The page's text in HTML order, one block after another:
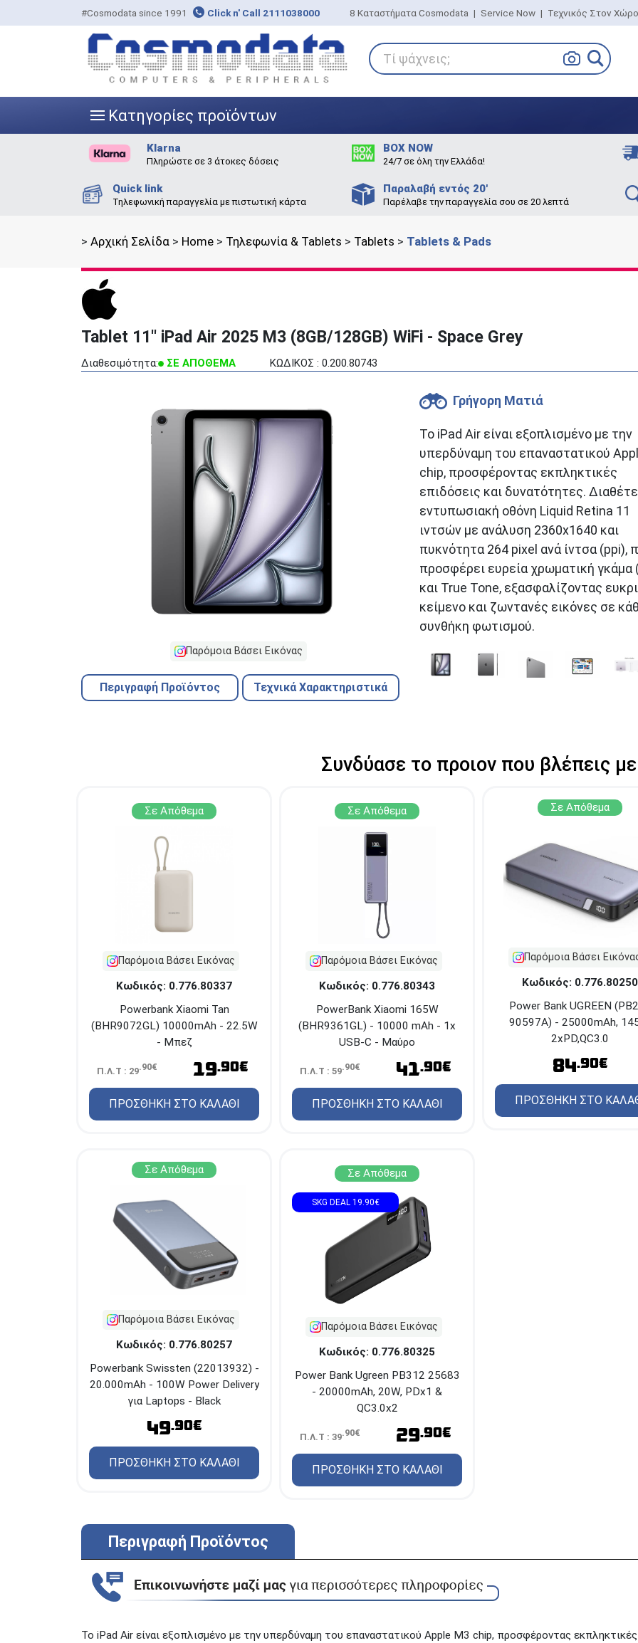
#Cosmodata since 1991 Click n' Call 2111038000 8 Καταστήματα Cosmodata | Service Now | Τεχνικός Στον
Τί ψάχνεις;
||| Κατηγορίες προϊόντων
Klarna
Πληρώστε σε 3 άτοκες δόσεις
BOX NOW
24/7 σε όλη την Ελλάδα!
Quick link
Τηλεφωνική παραγγελία με πιστωτική κάρτα
Παραλαβή εντός 20'
Παρέλαβε την παραγγελία σου σε 20 λεπτά
> Αρχική Σελίδα > Home > Τηλεφωνία & Tablets > Tablets > Tablets & Pads
Tablet 11'' iPad Air 2025 M3 (8GB/128GB) WiFi - Space Grey
Διαθεσιμότητα: ΣΕ ΑΠΟΘΕΜΑ ΚΩΔΙΚΟΣ : 0.200.80743
Παρόμοια Βάσει Εικόνας
Περιγραφή Προϊόντος Τεχνικά Χαρακτηριστικά
Γρήγορη Ματιά
Το iPad Air είναι εξοπλισμένο με την
υπερδύναμη του επαναστατικού
chip, προσφέροντας εκπληκτικές
επιδόσεις και δυνατότητες.
εντυπωσιακή οθόνη Liquid Retina 11
ιντσών με ανάλυση 2360x1640 και
πυκνότητα 264 pixel ανά ίντσα (ppi),
προσφέρει ευρεία χρωματική γκάμα
και True Tone, εξασφαλίζοντας
κείμενο και ζωντανές εικόνες σε
συνθήκη φωτισμού.
Συνδύασε το προιον που βλέπεις με
Σε Απόθεμα
Παρόμοια Βάσει Εικόνας
Κωδικός: 0.776.80337
Powerbank Xiaomi Tan
(BHR9072GL) 10000mAh - 22.5W
- Μπεζ
Π.Λ.Τ : 29.90€ 19.90€
ΠΡΟΣΘΗΚΗ ΣΤΟ ΚΑΛΑΘΙ
Σε Απόθεμα
Παρόμοια Βάσει Εικόνας
Κωδικός: 0.776.80343
PowerBank Xiaomi 165W
(BHR9361GL) - 10000 mAh - 1x
USB-C - Μαύρο
Π.Λ.Τ : 59.90€ 41.90€
ΠΡΟΣΘΗΚΗ ΣΤΟ ΚΑΛΑΘΙ
Σε Απόθεμα
Παρόμοια Βάσει
Κωδικός: 0.776.80250
Power Bank UGREEN
90597A) - 25000mAh,
2xPD,QC3.0
84.90€
ΠΡΟΣΘΗΚΗ ΣΤΟ
Σε Απόθεμα
Παρόμοια Βάσει Εικόνας
Κωδικός: 0.776.80257
Powerbank Swissten (22013932) -
20.000mAh - 100W Power Delivery
για Laptops - Black
49.90€
ΠΡΟΣΘΗΚΗ ΣΤΟ ΚΑΛΑΘΙ
Σε Απόθεμα
SKG DEAL 19.90€
Παρόμοια Βάσει Εικόνας
Κωδικός: 0.776.80325
Power Bank Ugreen PB312 25683
- 20000mAh, 20W, PDx1 &
QC3.0x2
Π.Λ.Τ : 39.90€ 29.90€
ΠΡΟΣΘΗΚΗ ΣΤΟ ΚΑΛΑΘΙ
Περιγραφή Προϊόντος
Το iPad Air είναι εξοπλισμένο με την υπερδύναμη του επαναστατικού Apple M3 chip, προσφέροντας